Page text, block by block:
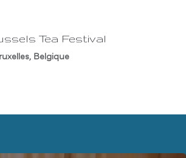
Tea Festival
, Belgique